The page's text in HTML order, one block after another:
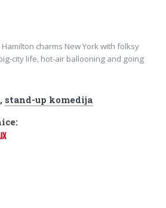
charms New York with folksy
city life, hot-air ballooning and going
, stand-up komedija